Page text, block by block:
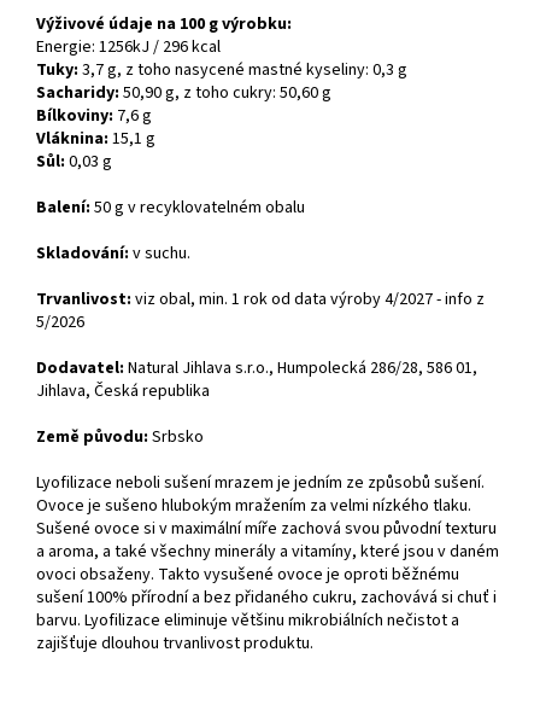
Výživové údaje na 100 g výrobku:
Energie: 1256kJ / 296 kcal
Tuky: 3,7 g, z toho nasycené mastné kyseliny: 0,3 g
Sacharidy: 50,90 g, z toho cukry: 50,60 g
Bílkoviny: 7,6 g
Vláknina: 15,1 g
Sůl: 0,03 g
Balení: 50 g v recyklovatelném obalu
Skladování: v suchu.
Trvanlivost: viz obal, min. 1 rok od data výroby 4/2027 - info z
5/2026
Dodavatel: Natural Jihlava s.r.o., Humpolecká 286/28, 586 01,
Jihlava, Česká republika
Země původu: Srbsko
Lyofilizace neboli sušení mrazem je jedním ze způsobů sušení.
Ovoce je sušeno hlubokým mražením za velmi nízkého tlaku.
Sušené ovoce si v maximální míře zachová svou původní texturu
a aroma, a také všechny minerály a vitamíny, které jsou v daném
ovoci obsaženy. Takto vysušené ovoce je oproti běžnému
sušení 100% přírodní a bez přidaného cukru, zachovává si chuť i
barvu. Lyofilizace eliminuje většinu mikrobiálních nečistot a
zajišťuje dlouhou trvanlivost produktu.